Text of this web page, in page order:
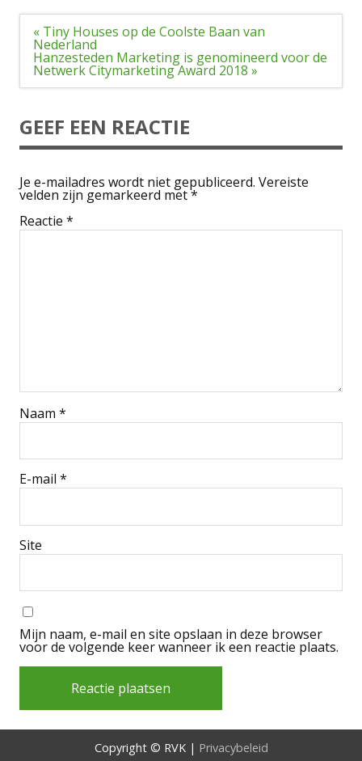
Bericht
navigatie
« Tiny Houses op de Coolste Baan van
Nederland
Hanzesteden Marketing is genomineerd voor de
Netwerk Citymarketing Award 2018 »
GEEF EEN REACTIE
Je e-mailadres wordt niet gepubliceerd. Vereiste
velden zijn gemarkeerd met*
Reactie *
Naam *
E-mail *
Site
Mijn naam, e-mail en site opslaan in deze browser
voor de volgende keer wanneer ik een reactie plaats.
Copyright © RVK | Privacybeleid